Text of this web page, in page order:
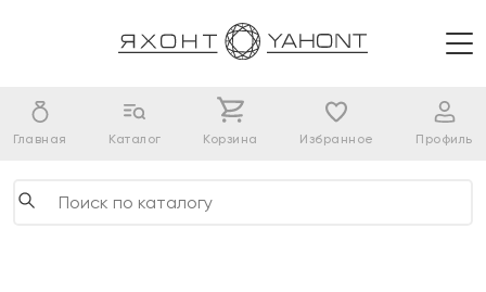
Главная Каталог Корзина Избранное Профиль